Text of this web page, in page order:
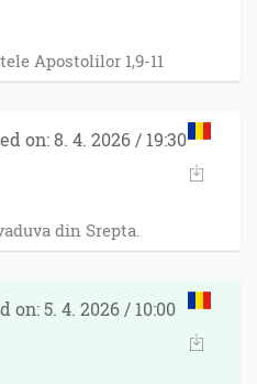
Apostolilor 1,9-11
on: 8. 4. 2026 / 19:30
din Srepta.
on: 5. 4. 2026 / 10:00